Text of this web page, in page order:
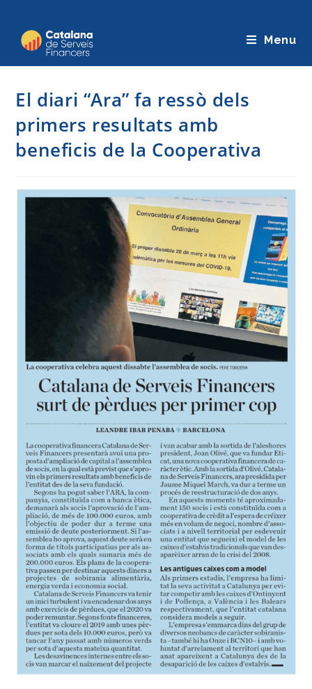
contingut
Menu
El diari “Ara” fa ressò dels
primers resultats amb
beneficis de la Cooperativa